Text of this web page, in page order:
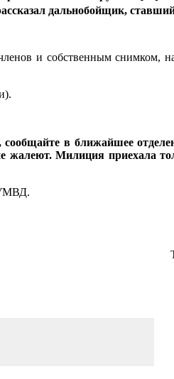
дальнобойщик,
и собственным снимком,
в ближайшее
Милиция приехала
УМВД.